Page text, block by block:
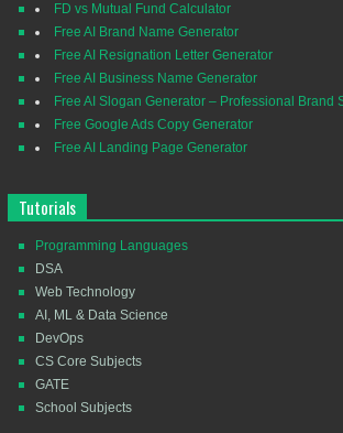
FD vs Mutual Fund Calculator
Free AI Brand Name Generator
Free AI Resignation Letter Generator
Free AI Business Name Generator
Free AI Slogan Generator – Professional Brand
Free Google Ads Copy Generator
Free AI Landing Page Generator
Tutorials
Programming Languages
DSA
Web Technology
AI, ML & Data Science
DevOps
CS Core Subjects
GATE
School Subjects